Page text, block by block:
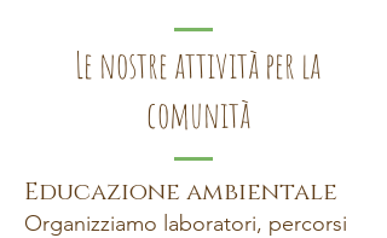
Le nostre attività per la
comunità
Educazione ambientale
Organizziamo laboratori, percorsi